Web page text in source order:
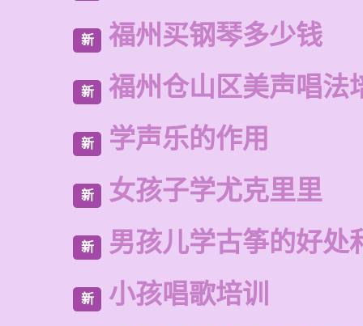
新 福州买钢琴多少钱
新 福州仓山区美声唱法
新 学声乐的作用
新 女孩子学尤克里里
新 男孩儿学古筝的好处
新 小孩唱歌培训